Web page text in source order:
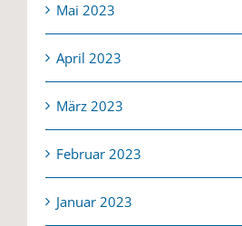
Mai 2023
April 2023
März 2023
Februar 2023
Januar 2023